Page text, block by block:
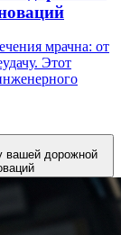
мрачна: от
Этот
вашей дорожной